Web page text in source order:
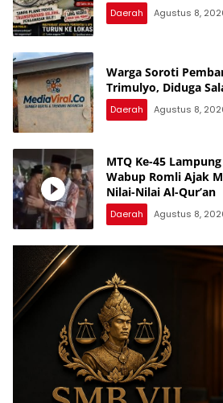
Daerah Agustus 8,
Warga Soroti
Trimulyo, Diduga
Daerah Agustus 8,
MTQ Ke-45
Wabup Romli Ajak
Nilai-Nilai Al-Qur’an
Daerah Agustus 8,